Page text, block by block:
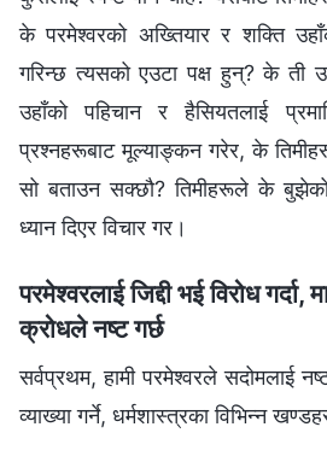
के परमेश्‍वरको अख्तियार र शक्ति
गरिन्छ त्यसको एउटा पक्ष हुन्? के ती
उहाँको पहिचान र हैसियतलाई
प्रश्‍नहरूबाट मूल्याङ्कन गरेर, के
सो बताउन सक्छौ? तिमीहरूले के
ध्यान दिएर विचार गर।
परमेश्‍वरलाई जिद्दी भई विरोध
क्रोधले नष्ट गर्छ
सर्वप्रथम, हामी परमेश्‍वरले सदोमलाई
व्याख्या गर्ने, धर्मशास्‍त्रका विभिन्‍न